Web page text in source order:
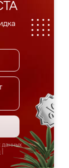
данных